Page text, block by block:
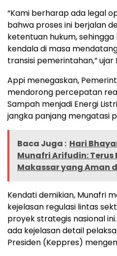
“Kami berharap ada legal
bahwa proses ini berjalan
ketentuan hukum,
kendala di masa
transisi pemerintahan,” ujar
Appi menegaskan,
mendorong percepatan
Sampah menjadi Energi
jangka panjang mengatasi
Baca Juga : Hari
Munafri Arifudin:
Makassar yang Aman
Kendati demikian, Munafri
kejelasan regulasi lintas
proyek strategis nasional
ada kejelasan detail
Presiden (Keppres)